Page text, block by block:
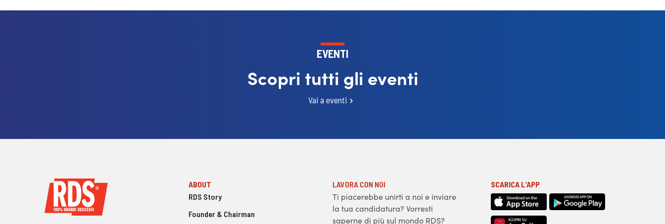
EVENTI
Scopri tutti gli eventi
Vai a eventi
ABOUT
RDS Story
Founder & Chairman
LAVORA CON NOI
Ti piacerebbe unirti a noi e inviare
la tua candidatura? Vorresti
saperne di più sul mondo RDS?
SCARICA L'APP